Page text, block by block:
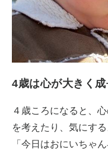
4歳は心が大きく
４歳ころになると、
を考えたり、気にす
「今日はおにいちゃ